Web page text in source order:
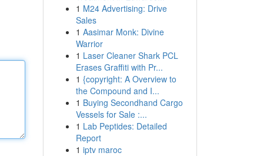
1 M24 Advertising: Drive
Sales
1 Aasimar Monk: Divine
Warrior
1 Laser Cleaner Shark PCL
Erases Graffiti with Pr...
1 {copyright: A Overview to
the Compound and I...
1 Buying Secondhand Cargo
Vessels for Sale :...
1 Lab Peptides: Detailed
Report
1 iptv maroc